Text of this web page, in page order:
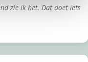
zie ik het. Dat doet iets